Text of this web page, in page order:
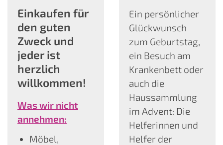
Einkaufen für
den guten
Zweck und
jeder ist
herzlich
willkommen!
Was wir nicht
annehmen:
Möbel,
Ein persönlicher
Glückwunsch
zum Geburtstag,
ein Besuch am
Krankenbett oder
auch die
Haussammlung
im Advent: Die
Helferinnen und
Helfer der